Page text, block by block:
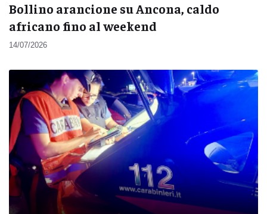
Bollino arancione su Ancona, caldo
africano fino al weekend
14/07/2026